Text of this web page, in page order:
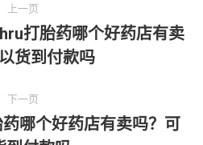
上一页
上
一
打胎药哪个好药店有卖
货到付款吗
下一页
下
哪个好药店有卖吗？可